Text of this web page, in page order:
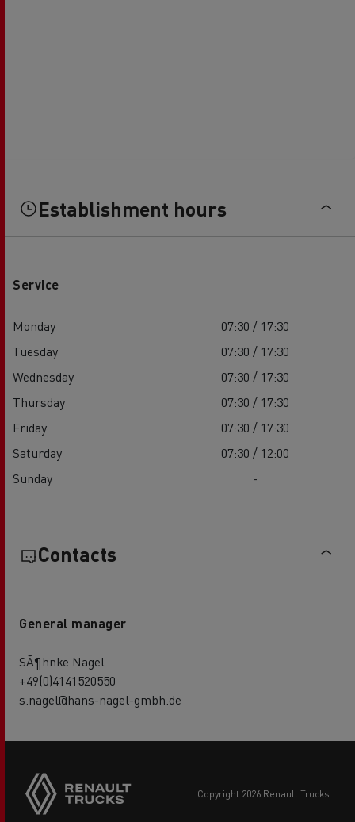
Establishment hours
Service
Monday
07:30 / 17:30
Tuesday
07:30 / 17:30
Wednesday
07:30 / 17:30
Thursday
07:30 / 17:30
Friday
07:30 / 17:30
Saturday
07:30 / 12:00
Sunday
-
Contacts
General manager
SÃ¶hnke Nagel
+49(0)4141520550
s.nagel@hans-nagel-gmbh.de
buttons
copyright 2026 Renault Trucks